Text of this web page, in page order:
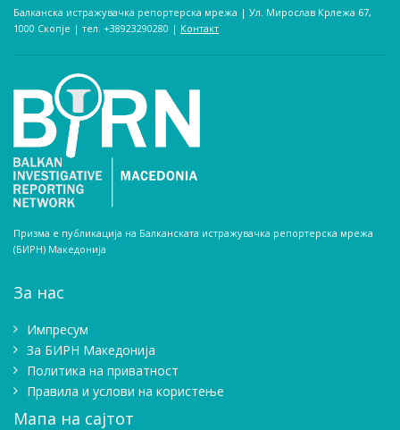
Балканска истражувачка репортерска мрежа | Ул. Мирослав Крлежа 67,
1000 Скопје | тел. +38923290280­ | Контакт
Призма е публикација на Балканската истражувачка репортерска мрежа
(БИРН) Македонија
За нас
Импресум
Зa БИРН Македонија
Политика на приватност
Правила и услови на користење
Мапа на сајтот